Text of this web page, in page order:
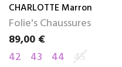
CHARLOTTE Marron
Folie's Chaussures
Prix
89,00 €
42
43 44 45